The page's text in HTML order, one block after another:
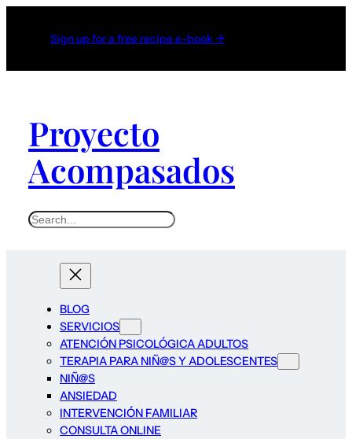
Sign up for a free recipe e-book →
Proyecto
Acompasados
S
BLOG
SERVICIOS
ATENCIÓN PSICOLÓGICA ADULTOS
TERAPIA PARA NIÑ@S Y ADOLESCENTES
NIÑ@S
ANSIEDAD
INTERVENCIÓN FAMILIAR
CONSULTA ONLINE